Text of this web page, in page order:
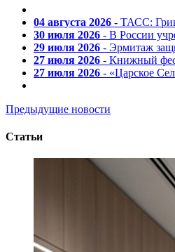
04 августа 2026 - ТАСС:
30 июля 2026 - В России
29 июля 2026 - Эрмитаж
27 июля 2026 - Книжный
27 июля 2026 - «Царское
Предыдущие новости
Статьи